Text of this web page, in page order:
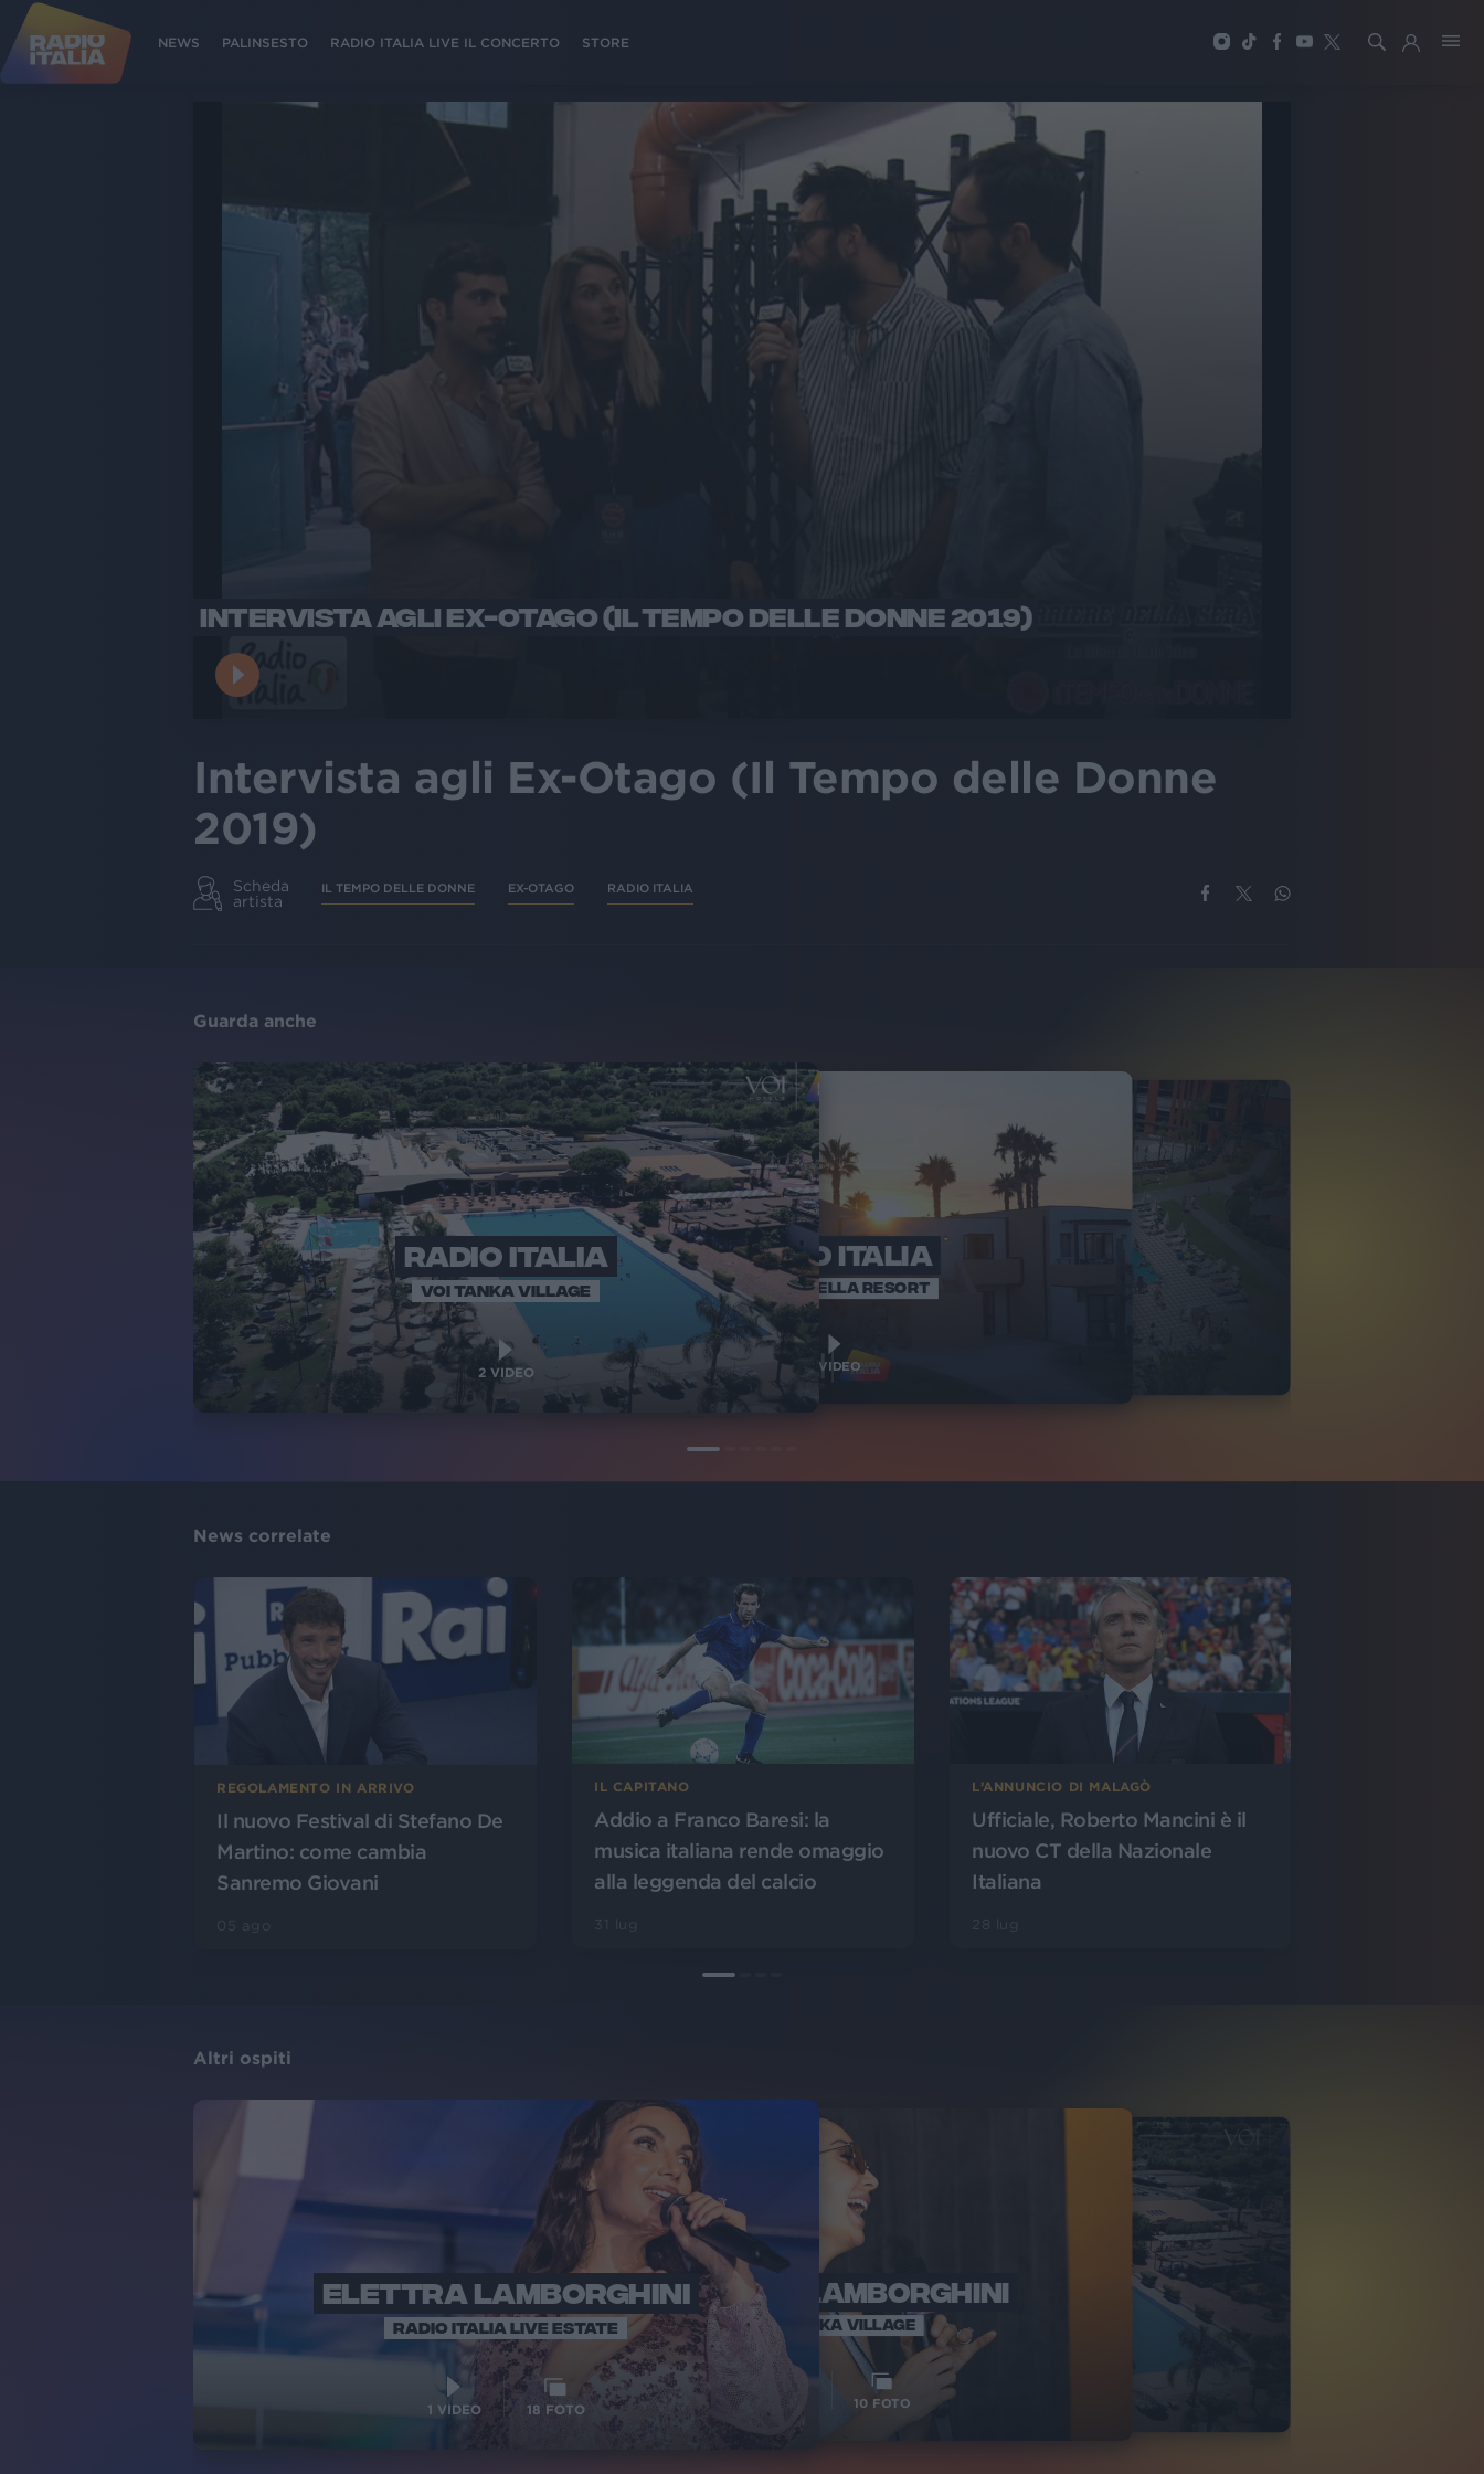
NEWS PALINSESTO RADIO ITALIA LIVE IL CONCERTO STORE
INTERVISTA AGLI EX-OTAGO (IL TEMPO DELLE DONNE 2019)
Intervista agli Ex-Otago (Il Tempo delle Donne
2019)
Scheda
artista
IL TEMPO DELLE DONNE EX-OTAGO RADIO ITALIA
Guarda anche
RADIO ITALIA
VOI TANKA VILLAGE
2VIDEO
RADIO ITALIA
VOI ARENELLA RESORT
VIDEO
RADIO ITALIA
BRAVO BAIA DI TINDARI 2026
News correlate
REGOLAMENTO IN ARRIVO
Il nuovo Festival di Stefano De
Martino: come cambia
Sanremo Giovani
IL CAPITANO
Addio a Franco Baresi: la
musica italiana rende omaggio
alla leggenda del calcio
L’ANNUNCIO DI MALAGÒ
Ufficiale, Roberto Mancini è il
nuovo CT della Nazionale
Italiana
Altri ospiti
ELETTRA LAMBORGHINI
RADIO ITALIA LIVE ESTATE
1 VIDEO 18 FOTO
ELETTRA LAMBORGHINI
VOI TANKA VILLAGE
10 FOTO
RADIO ITALIA
VOI TANKA VILLAGE